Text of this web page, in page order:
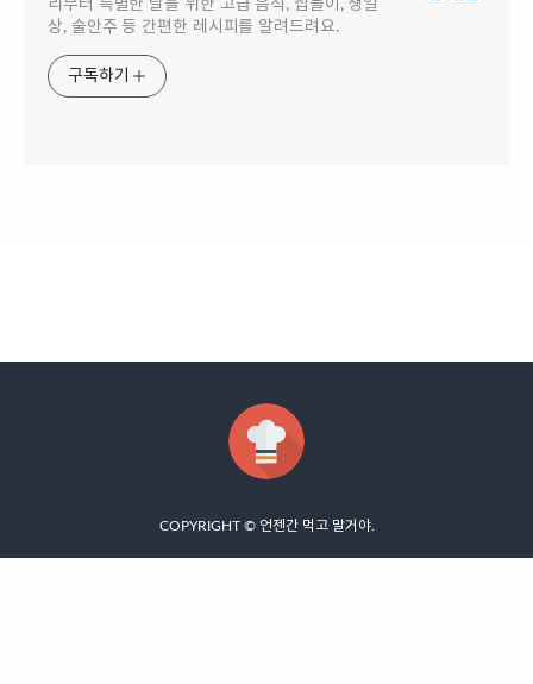
리부터 특별한 날을 위한 고급 음식, 집들이, 생일
상, 술안주 등 간편한 레시피를 알려드려요.
구독하기
COPYRIGHT © 언젠간 먹고 말거야.